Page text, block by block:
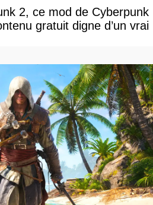
2, ce mod de Cyberpunk
gratuit digne d’un vrai